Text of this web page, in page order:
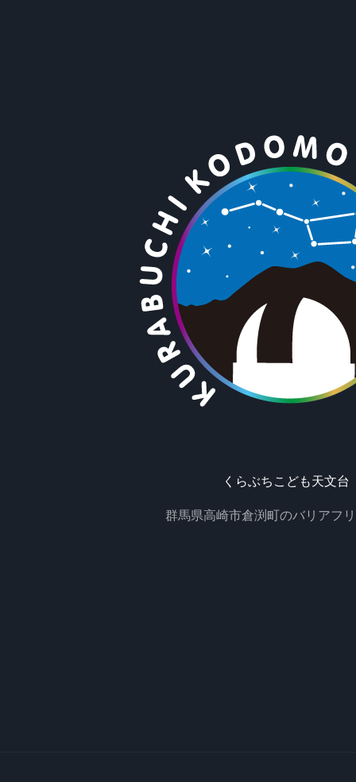
くらぶちこども天文台
群馬県高崎市倉渕町のバリアフ